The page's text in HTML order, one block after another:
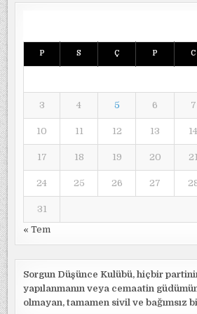
P S Ç P C
3 4 5 6 7
10 11 12 13 14
17 18 19 20 21
24 25 26 27
31
« Tem
Sorgun Düşünce Kulübü, hiçbir
yapılanmanın veya cemaatin
olmayan, tamamen sivil ve bağımsız